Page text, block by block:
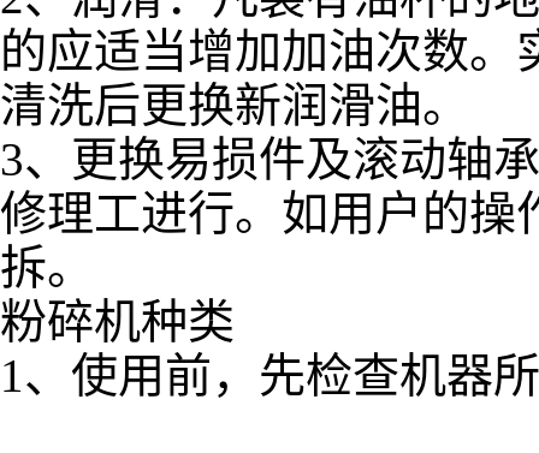
的应适当增加加油次数。
清洗后更换新润滑油。
3、更换易损件及滚动轴
修理工进行。如用户的操
拆。
粉碎机种类
1、使用前，先检查机器